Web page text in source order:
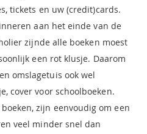
tickets en uw (credit)cards.
aan het einde van de
zijnde alle boeken moest
een rot klusje. Daarom
omslagetuis ook wel
cover voor schoolboeken.
zijn eenvoudig om een
veel minder snel dan